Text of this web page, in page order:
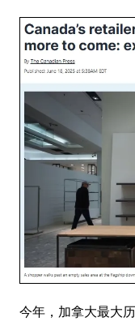
今年，加拿大最大